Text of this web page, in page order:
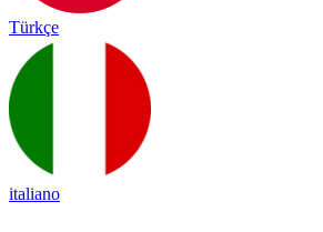
Türkçe
italiano